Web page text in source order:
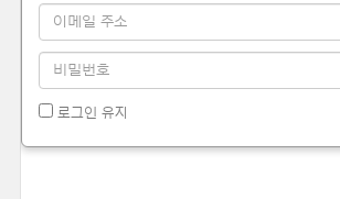
로그인 유지